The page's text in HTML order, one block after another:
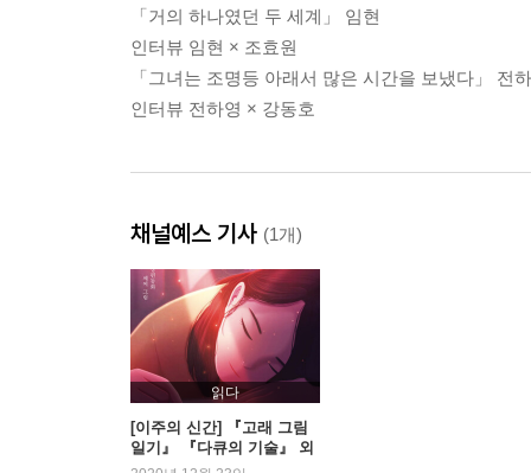
「거의 하나였던 두 세계」 임현
인터뷰 임현 × 조효원
「그녀는 조명등 아래서 많은 시간을 보냈다」 전
인터뷰 전하영 × 강동호
채널예스 기사 (1개)
읽다
[이주의 신간] 『고래 그림
일기』 『다큐의 기술』 외